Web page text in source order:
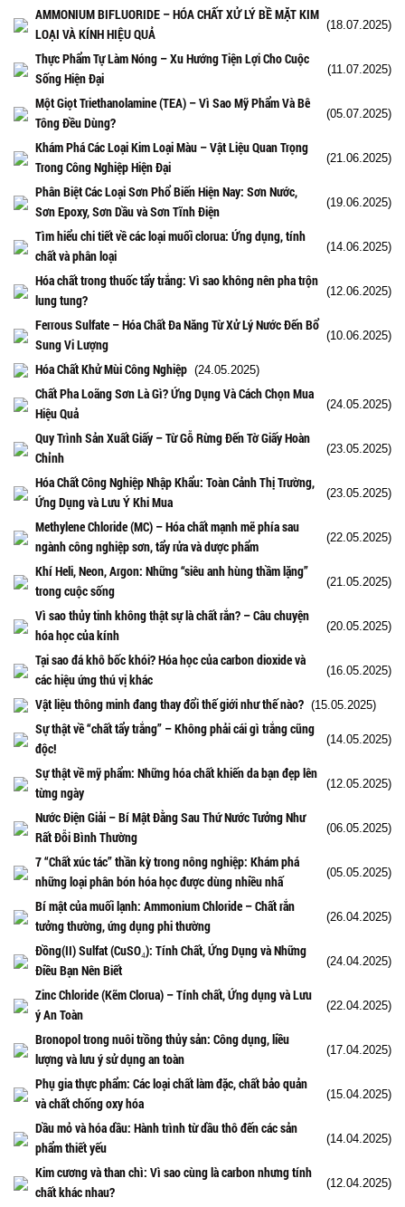
AMMONIUM BIFLUORIDE – HÓA CHẤT XỬ LÝ BỀ MẶT KIM
LOẠI VÀ KÍNH HIỆU QUẢ
(18.07.2025)
Thực Phẩm Tự Làm Nóng – Xu Hướng Tiện Lợi Cho Cuộc
Sống Hiện Đại
(11.07.2025)
Một Giọt Triethanolamine (TEA) – Vì Sao Mỹ Phẩm Và Bê
Tông Đều Dùng?
(05.07.2025)
Khám Phá Các Loại Kim Loại Màu – Vật Liệu Quan Trọng
Trong Công Nghiệp Hiện Đại
(21.06.2025)
Phân Biệt Các Loại Sơn Phổ Biến Hiện Nay: Sơn Nước,
Sơn Epoxy, Sơn Dầu và Sơn Tĩnh Điện
(19.06.2025)
Tìm hiểu chi tiết về các loại muối clorua: Ứng dụng, tính
chất và phân loại
(14.06.2025)
Hóa chất trong thuốc tẩy trắng: Vì sao không nên pha trộn
lung tung?
(12.06.2025)
Ferrous Sulfate – Hóa Chất Đa Năng Từ Xử Lý Nước Đến Bổ
Sung Vi Lượng
(10.06.2025)
Hóa Chất Khử Mùi Công Nghiệp (24.05.2025)
Chất Pha Loãng Sơn Là Gì? Ứng Dụng Và Cách Chọn Mua
Hiệu Quả
(24.05.2025)
Quy Trình Sản Xuất Giấy – Từ Gỗ Rừng Đến Tờ Giấy Hoàn
Chỉnh
(23.05.2025)
Hóa Chất Công Nghiệp Nhập Khẩu: Toàn Cảnh Thị Trường,
Ứng Dụng và Lưu Ý Khi Mua
(23.05.2025)
Methylene Chloride (MC) – Hóa chất mạnh mẽ phía sau
ngành công nghiệp sơn, tẩy rửa và dược phẩm
(22.05.2025)
Khí Heli, Neon, Argon: Những “siêu anh hùng thầm lặng”
trong cuộc sống
(21.05.2025)
Vì sao thủy tinh không thật sự là chất rắn? – Câu chuyện
hóa học của kính
(20.05.2025)
Tại sao đá khô bốc khói? Hóa học của carbon dioxide và
các hiệu ứng thú vị khác
(16.05.2025)
Vật liệu thông minh đang thay đổi thế giới như thế nào? (15.05.2025)
Sự thật về “chất tẩy trắng” – Không phải cái gì trắng cũng
độc!
(14.05.2025)
Sự thật về mỹ phẩm: Những hóa chất khiến da bạn đẹp lên
từng ngày
(12.05.2025)
Nước Điện Giải – Bí Mật Đằng Sau Thứ Nước Tưởng Như
Rất Đỗi Bình Thường
(06.05.2025)
7 “Chất xúc tác” thần kỳ trong nông nghiệp: Khám phá
những loại phân bón hóa học được dùng nhiều nhấ
(05.05.2025)
Bí mật của muối lạnh: Ammonium Chloride – Chất rắn
tưởng thường, ứng dụng phi thường
(26.04.2025)
Đồng(II) Sulfat (CuSO₄): Tính Chất, Ứng Dụng và Những
Điều Bạn Nên Biết
(24.04.2025)
Zinc Chloride (Kẽm Clorua) – Tính chất, Ứng dụng và Lưu
ý An Toàn
(22.04.2025)
Bronopol trong nuôi trồng thủy sản: Công dụng, liều
lượng và lưu ý sử dụng an toàn
(17.04.2025)
Phụ gia thực phẩm: Các loại chất làm đặc, chất bảo quản
và chất chống oxy hóa
(15.04.2025)
Dầu mỏ và hóa dầu: Hành trình từ dầu thô đến các sản
phẩm thiết yếu
(14.04.2025)
Kim cương và than chì: Vì sao cùng là carbon nhưng tính
chất khác nhau?
(12.04.2025)